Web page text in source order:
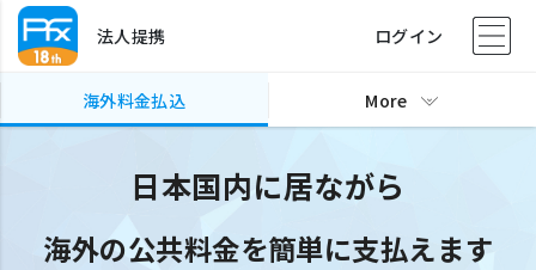
法人提携 ログイン
海外料金払込 More
日本国内に居ながら
海外の公共料金を簡単に支払えます